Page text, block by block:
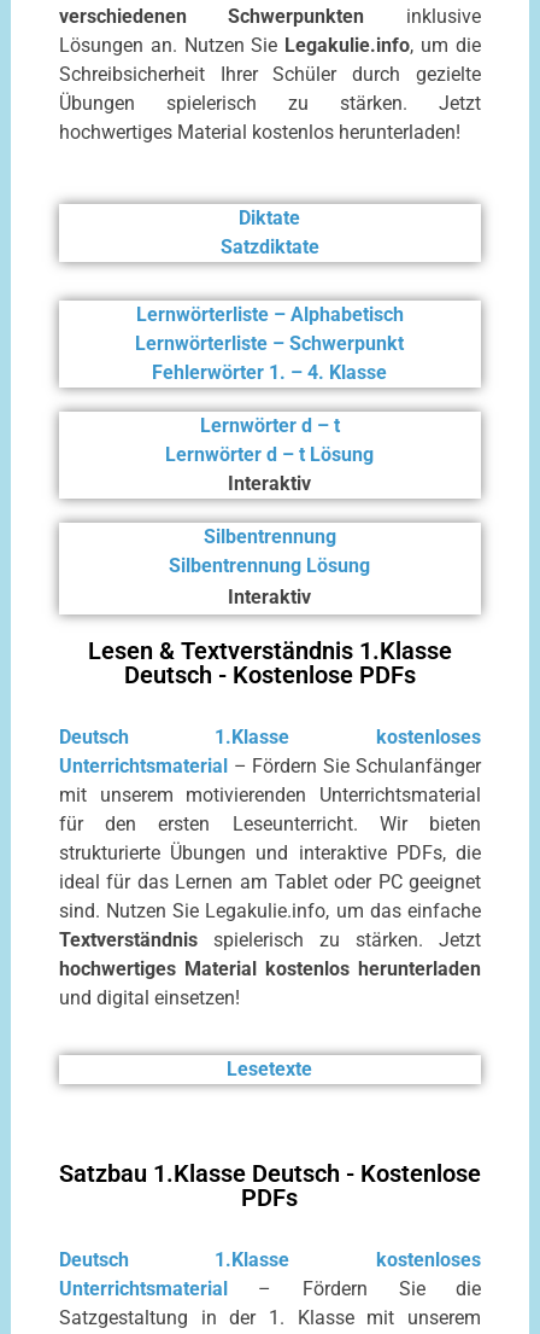
verschiedenen Schwerpunkten inklusive
Lösungen an. Nutzen Sie Legakulie.info, um die
Schreibsicherheit Ihrer Schüler durch gezielte
Übungen spielerisch zu stärken. Jetzt
hochwertiges Material kostenlos herunterladen!
Diktate
Satzdiktate
Lernwörterliste – Alphabetisch
Lernwörterliste – Schwerpunkt
Fehlerwörter 1. – 4. Klasse
Lernwörter d – t
Lernwörter d – t Lösung
Interaktiv
Silbentrennung
Silbentrennung Lösung
Interaktiv
Lesen & Textverständnis 1.Klasse
Deutsch - Kostenlose PDFs
Deutsch 1.Klasse kostenloses
Unterrichtsmaterial– Fördern Sie Schulanfänger
mit unserem motivierenden Unterrichtsmaterial
für den ersten Leseunterricht. Wir bieten
strukturierte Übungen und interaktive PDFs, die
ideal für das Lernen am Tablet oder PC geeignet
sind. Nutzen Sie Legakulie.info, um das einfache
Textverständnisspielerisch zu stärken. Jetzt
hochwertiges Material kostenlos herunterladen
und digital einsetzen!
Lesetexte
Satzbau 1.Klasse Deutsch - Kostenlose
PDFs
Deutsch 1.Klasse kostenloses
Unterrichtsmaterial– Fördern Sie die
Satzgestaltung in der 1. Klasse mit unserem